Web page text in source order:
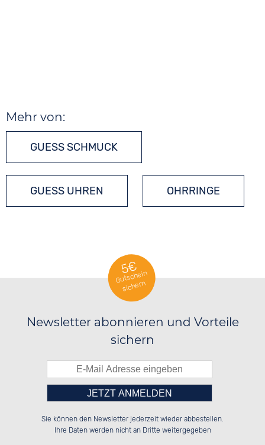
Mehr von:
GUESS SCHMUCK
GUESS UHREN OHRRINGE
5€
Gutschein
sichern
Newsletter abonnieren und Vorteile
sichern
██░░██░░░░░░██░░██░░░░░░░░████░░
██████░░░░████░░██████░░░░░░██░░
░░░░██░░██░░░░░░██░░██░░░░░░██░░
Bitte tragen Sie die Zahl in
das nebenstehende Feld ein.
Sie können den Newsletter jederzeit wieder abbestellen.
Ihre Daten werden nicht an Dritte weitergegeben